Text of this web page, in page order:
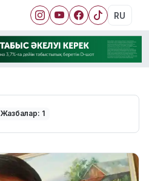
RU
Жазбалар: 1